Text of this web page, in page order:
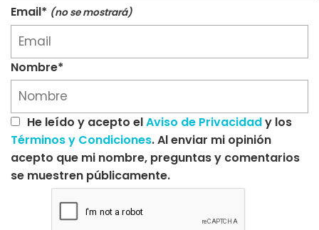
Email* (no se mostrará)
Nombre*
He leído y acepto elAviso de Privacidady los
Términos y Condiciones. Al enviar mi opinión
acepto que mi nombre, preguntas y comentarios
se muestren públicamente.